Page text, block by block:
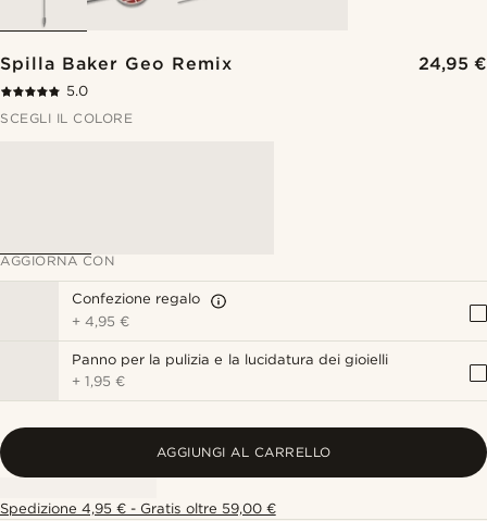
Spilla Baker Geo Remix 24,95 €
5.0
SCEGLI IL COLORE
AGGIORNA CON
Confezione regalo
+4,95 €
Panno per la pulizia e la lucidatura dei gioielli
+1,95 €
AGGIUNGI AL CARRELLO
Spedizione 4,95 € - Gratis oltre 59,00 €